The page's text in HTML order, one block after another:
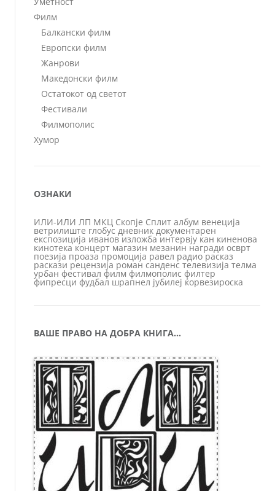
Филм
Балкански филм
Европски филм
Жанрови
Македонски филм
Остатокот од светот
Фестивали
Филмополис
Хумор
ОЗНАКИ
ИЛИ-ИЛИ ЛП МКЦ Скопје Сплит албум венеција
ветрилиште глобус дневник документарен
експозиција иванов изложба интервју кан киненова
кинотека концерт магазин мезанин награди осврт
поезија проаза промоција равел радио расказ
раскази рецензија роман санденс телевизија телма
урбан фестивал филм филмополис филтер
фипресци фудбал шрапнел јубилеј ќорвезироска
ВАШЕ ПРАВО НА ДОБРА КНИГА…